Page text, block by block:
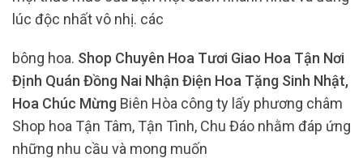
lúc độc nhất vô nhị. các
bông hoa. Shop Chuyên Hoa Tươi Giao Hoa Tận Nơi
Định Quán Đồng Nai Nhận Điện Hoa Tặng Sinh Nhật,
Hoa Chúc Mừng Biên Hòa công ty lấy phương châm
Shop hoa Tận Tâm, Tận Tình, Chu Đáo nhằm đáp ứng
những nhu cầu và mong muốn